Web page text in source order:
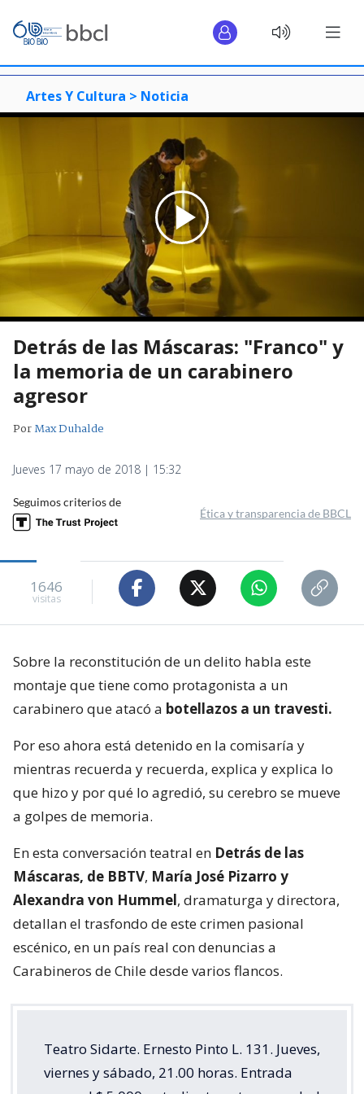
Artes Y Cultura > Noticia
Detrás de las Máscaras: "Franco" y
la memoria de un carabinero
agresor
PorMax Duhalde
Jueves 17 mayo de 2018 | 15:32
Seguimos criterios de
Ética y transparencia de BBCL
1646
visitas
Sobre la reconstitución de un delito habla este
montaje que tiene como protagonista a un
carabinero que atacó a botellazos a un travesti.
Por eso ahora está detenido en la comisaría y
mientras recuerda y recuerda, explica y explica lo
que hizo y por qué lo agredió, su cerebro se mueve
a golpes de memoria.
En esta conversación teatral en Detrás de las
Máscaras, de BBTV, María José Pizarro y
Alexandra von Hummel, dramaturga y directora,
detallan el trasfondo de este crimen pasional
escénico, en un país real con denuncias a
Carabineros de Chile desde varios flancos.
Teatro Sidarte. Ernesto Pinto L. 131. Jueves,
viernes y sábado, 21.00 horas. Entrada